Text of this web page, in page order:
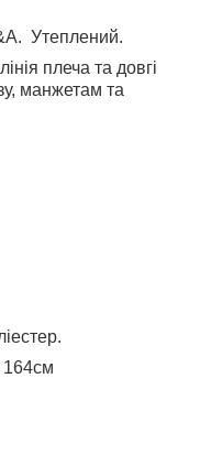
Утеплений.
плеча та довгі
манжетам та
164см